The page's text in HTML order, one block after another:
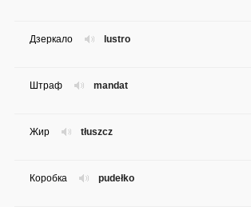
lustro
Дзеркало
mandat
Штраф
tłuszcz
Жир
pudełko
Коробка